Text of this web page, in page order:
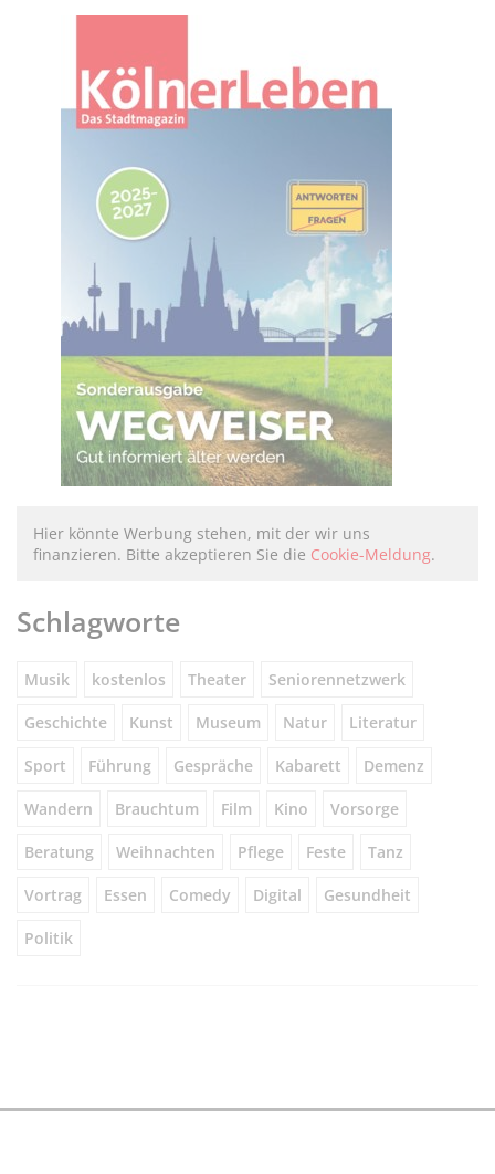
Hier könnte Werbung stehen, mit der wir uns
finanzieren. Bitte akzeptieren Sie die Cookie-Meldung.
Schlagworte
Musik kostenlos Theater Seniorennetzwerk
Geschichte Kunst Museum Natur Literatur
Sport Führung Gespräche Kabarett Demenz
Wandern Brauchtum Film Kino Vorsorge
Beratung Weihnachten Pflege Feste Tanz
Vortrag Essen Comedy Digital Gesundheit
Politik